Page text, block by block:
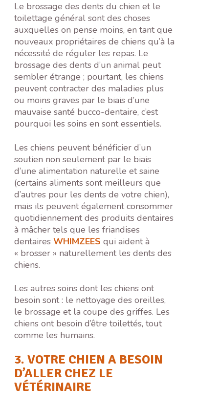
Le brossage des dents du chien et le
toilettage général sont des choses
auxquelles on pense moins, en tant que
nouveaux propriétaires de chiens qu’à la
nécessité de réguler les repas. Le
brossage des dents d’un animal peut
sembler étrange ; pourtant, les chiens
peuvent contracter des maladies plus
ou moins graves par le biais d’une
mauvaise santé bucco-dentaire, c’est
pourquoi les soins en sont essentiels.
Les chiens peuvent bénéficier d’un
soutien non seulement par le biais
d’une alimentation naturelle et saine
(certains aliments sont meilleurs que
d’autres pour les dents de votre chien),
mais ils peuvent également consommer
quotidiennement des produits dentaires
à mâcher tels que les friandises
dentairesWHIMZEES qui aident à
« brosser » naturellement les dents des
chiens.
Les autres soins dont les chiens ont
besoin sont : le nettoyage des oreilles,
le brossage et la coupe des griffes. Les
chiens ont besoin d’être toilettés, tout
comme les humains.
3. VOTRE CHIEN A BESOIN
D’ALLER CHEZ LE
VÉTÉRINAIRE